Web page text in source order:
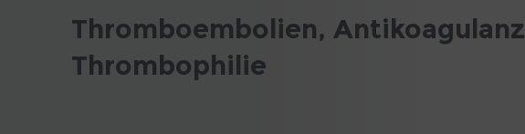
Thromboembolien,
Thrombophilie